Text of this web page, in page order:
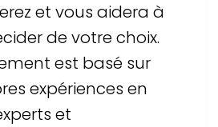
et vous aidera à
de votre choix.
est basé sur
expériences en
et